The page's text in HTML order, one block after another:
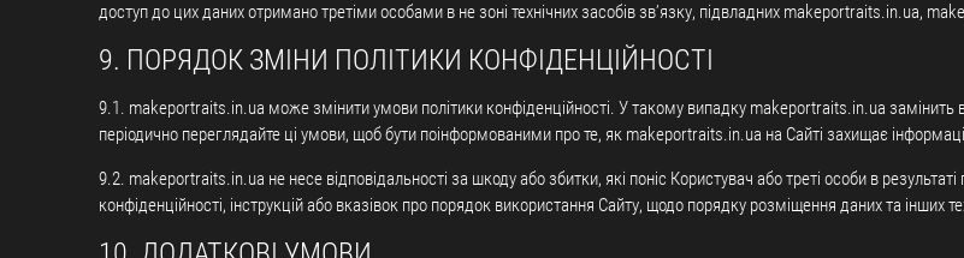
доступ до цих даних отримано третіми особами в не зоні технічних засобів зв’язку, підвладних makeportraits.in.ua,
9. ПОРЯДОК ЗМІНИ ПОЛІТИКИ КОНФІДЕНЦІЙНОСТІ
9.1. makeportraits.in.ua може змінити умови політики конфіденційності. У такому випадку makeportraits.in.ua замінить
періодично переглядайте ці умови, щоб бути поінформованими про те, як makeportraits.in.ua на Сайті захищає
9.2. makeportraits.in.ua не несе відповідальності за шкоду або збитки, які поніс Користувач або треті особи в
конфіденційності, інструкцій або вказівок про порядок використання Сайту, щодо порядку розміщення даних та інших